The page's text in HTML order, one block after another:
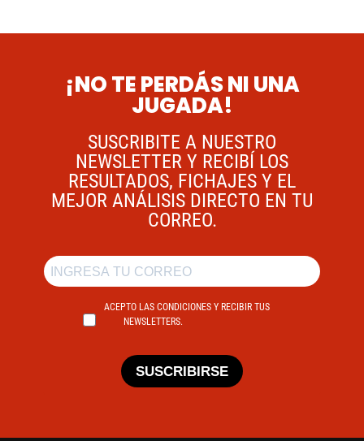
¡NO TE PERDÁS NI UNA
JUGADA!
SUSCRIBITE A NUESTRO
NEWSLETTER Y RECIBÍ LOS
RESULTADOS, FICHAJES Y EL
MEJOR ANÁLISIS DIRECTO EN TU
CORREO.
ACEPTO LAS CONDICIONES Y RECIBIR TUS
NEWSLETTERS.
SUSCRIBIRSE